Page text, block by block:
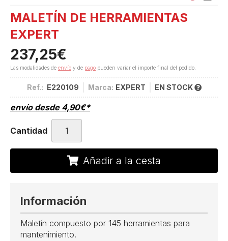
MALETÍN DE HERRAMIENTAS
EXPERT
237,25€
Las modalidades de envío y de pago pueden variar el importe final del pedido.
Ref.: E220109 Marca: EXPERT EN STOCK
envío desde 4,90€*
Cantidad
Añadir a la cesta
Información
Maletín compuesto por 145 herramientas para
mantenimiento.